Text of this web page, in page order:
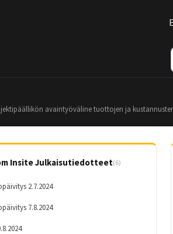
avaintyöväline tuottojen ja
Insite Julkaisutiedotteet(6)
2.7.2024
7.8.2024